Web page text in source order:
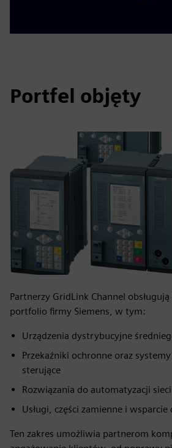
Portfel objęty
Partnerzy GridLink Channel
portfolio firmy Siemens, w tym:
Urządzenia dystrybucyjne
Przekaźniki ochronne oraz
sterujące
Rozwiązania do automatyzacji
Usługi, części zamienne i wsparcie
Ten zakres umożliwia partnerom